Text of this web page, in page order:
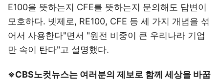
E100을 뜻하는지 CFE를 뜻하는지 문의해도 답변이
모호하다. 넷제로, RE100, CFE 등 세 가지 개념을 섞
어서 사용한다"면서 "원전 비중이 큰 우리나라 기업
만 속이 탄다"고 설명했다.
※CBS노컷뉴스는 여러분의 제보로 함께 세상을 바꿉